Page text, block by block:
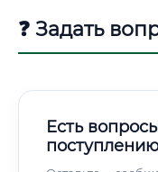
❓ Задать
Есть